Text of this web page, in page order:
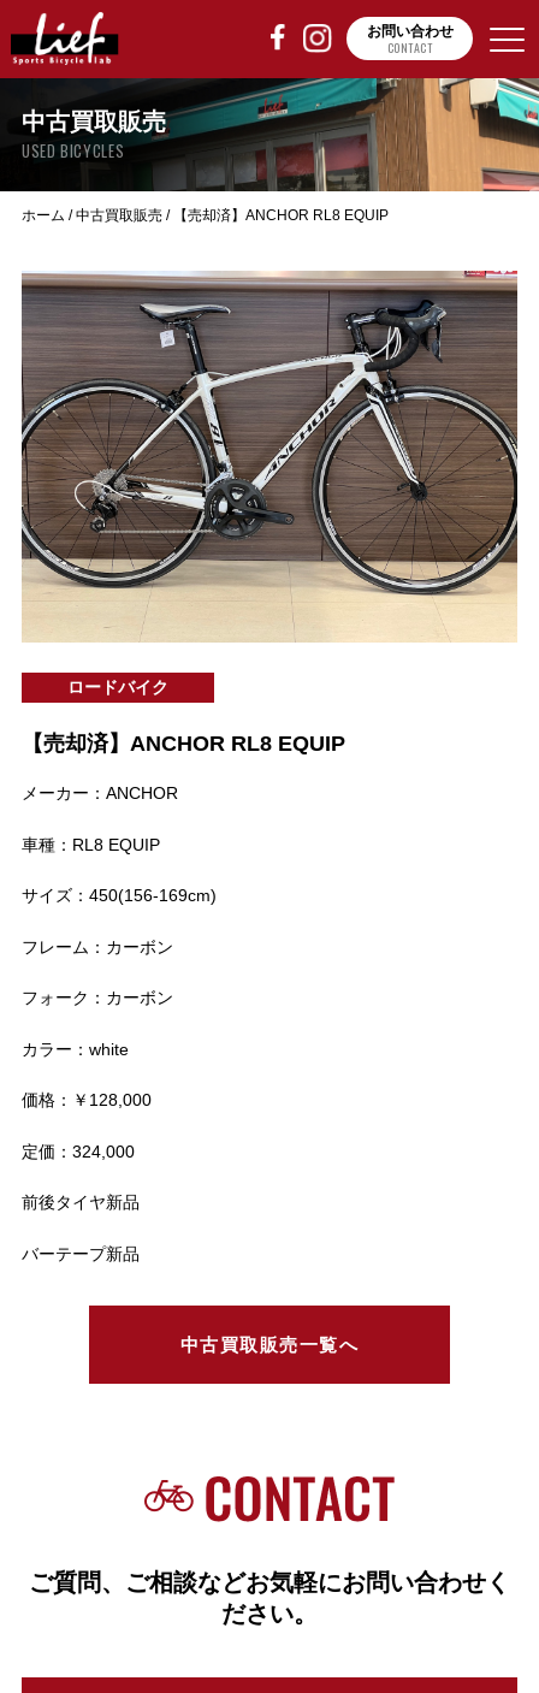
お問い合わせ
CONTACT
中古買取販売
USED BICYCLES
ホーム /中古買取販売/ 【売却済】ANCHOR RL8 EQUIP
ロードバイク
【売却済】ANCHOR RL8 EQUIP
メーカー：ANCHOR
車種：RL8 EQUIP
サイズ：450(156-169cm)
フレーム：カーボン
フォーク：カーボン
カラー：white
価格：￥128,000
定価：324,000
前後タイヤ新品
バーテープ新品
中古買取販売一覧へ
ご質問、ご相談などお気軽にお問い合わせく
ださい。